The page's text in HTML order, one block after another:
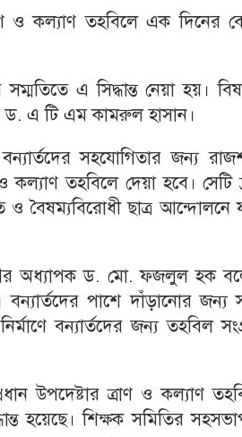
ও কল্যাণ তহবিলে এক দিনের
এ সিদ্ধান্ত নেয়া হয়।
ড. এ টি এম কামরুল হাসান।
সহযোগিতার জন্য
কল্যাণ তহবিলে দেয়া হবে। সেটি
বৈষম্যবিরোধী ছাত্র আন্দোলনে
অধ্যাপক ড. মো. ফজলুল হক
পাশে দাঁড়ানোর জন্য
বন্যার্তদের জন্য তহবিল
উপদেষ্টার ত্রাণ ও কল্যাণ
হয়েছে। শিক্ষক সমিতির